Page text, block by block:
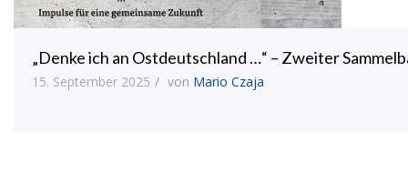
„Denke ich an Ostdeutschland …“ – Zweiter
15. September 2025 von Mario Czaja